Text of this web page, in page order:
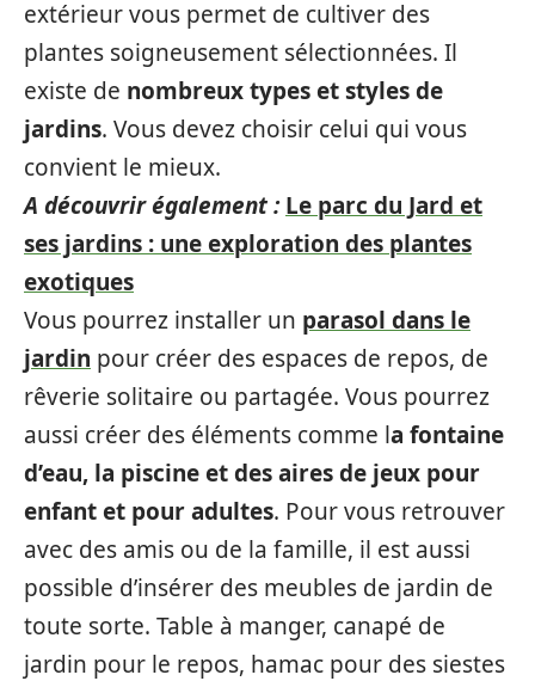
extérieur vous permet de cultiver des
plantes soigneusement sélectionnées. Il
existe de nombreux types et styles de
jardins. Vous devez choisir celui qui vous
convient le mieux.
A découvrir également : Le parc du Jard et
ses jardins : une exploration des plantes
exotiques
Vous pourrez installer un parasol dans le
jardin pour créer des espaces de repos, de
rêverie solitaire ou partagée. Vous pourrez
aussi créer des éléments comme la fontaine
d’eau, la piscine et des aires de jeux pour
enfant et pour adultes. Pour vous retrouver
avec des amis ou de la famille, il est aussi
possible d’insérer des meubles de jardin de
toute sorte. Table à manger, canapé de
jardin pour le repos, hamac pour des siestes